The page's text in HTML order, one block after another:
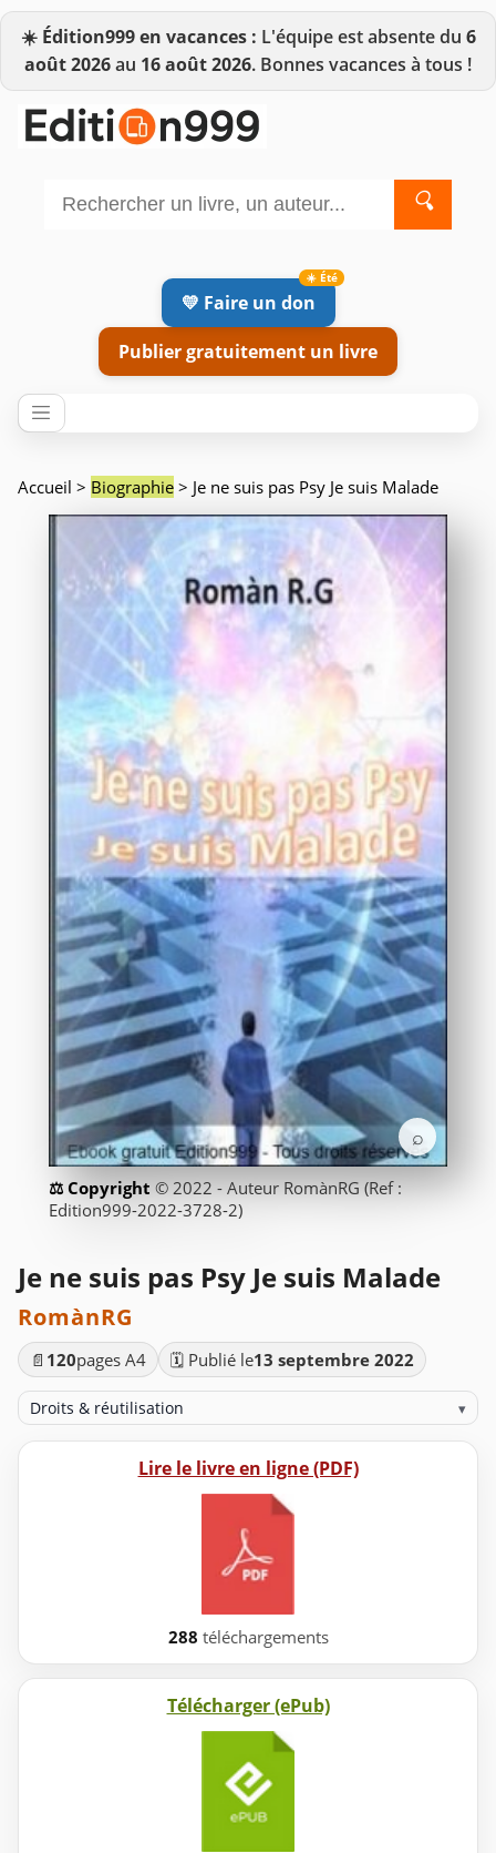
☀️ Édition999 en vacances : L'équipe est absente du 6
août 2026au 16 août 2026. Bonnes vacances à tous !
🔍
💛 Faire un don
Publier gratuitement un livre
Accueil > Biographie > Je ne suis pas Psy Je suis Malade
⌕
© 2022 - Auteur RomànRG (Ref :
Edition999-2022-3728-2)
Je ne suis pas Psy Je suis Malade
RomànRG
📄 120pages A4 🗓️ Publié le13 septembre 2022
Droits & réutilisation ▾
Lire le livre en ligne (PDF)
288 téléchargements
Télécharger (ePub)